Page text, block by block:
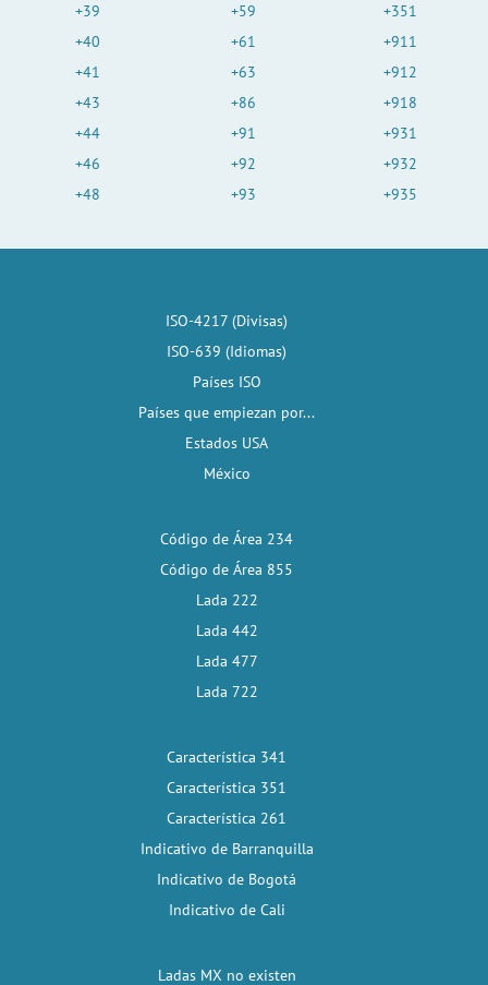
+39
+40
+41
+43
+44
+46
+48
+59
+61
+63
+86
+91
+92
+93
+351
+911
+912
+918
+931
+932
+935
ISO-4217 (Divisas)
ISO-639 (Idiomas)
Países ISO
Países que empiezan por...
Estados USA
México
Código de Área 234
Código de Área 855
Lada 222
Lada 442
Lada 477
Lada 722
Característica 341
Característica 351
Característica 261
Indicativo de Barranquilla
Indicativo de Bogotá
Indicativo de Cali
Ladas MX no existen